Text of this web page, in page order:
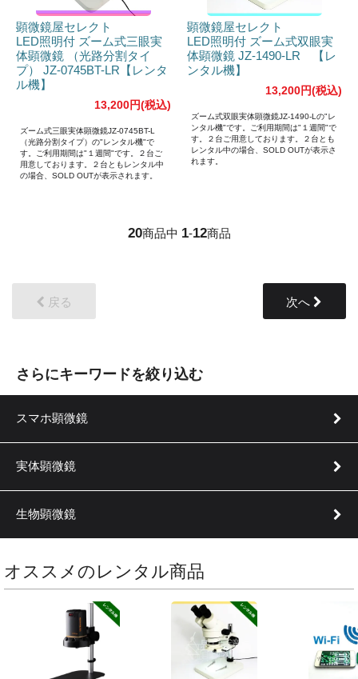
顕微鏡屋セレクト
LED照明付 ズーム式三眼実
体顕微鏡 （光路分割タイ
プ） JZ-0745BT-LR【レンタ
ル機】
13,200円(税込)
ズーム式三眼実体顕微鏡JZ-0745BT-L
（光路分割タイプ）の"レンタル機"で
す。ご利用期間は"１週間"です。２台ご
用意しております。２台ともレンタル中
の場合、SOLD OUTが表示されます。
顕微鏡屋セレクト
LED照明付 ズーム式双眼実
体顕微鏡 JZ-1490-LR 【レ
ンタル機】
13,200円(税込)
ズーム式双眼実体顕微鏡JZ-1490-Lの"レ
ンタル機"です。ご利用期間は"１週間"で
す。２台ご用意しております。２台とも
レンタル中の場合、SOLD OUTが表示さ
れます。
20商品中 1-12商品
戻る 次へ
さらにキーワードを絞り込む
スマホ顕微鏡
実体顕微鏡
生物顕微鏡
オススメのレンタル商品